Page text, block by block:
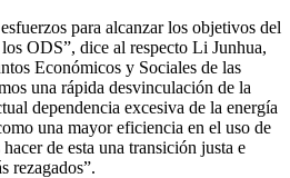
para alcanzar los objetivos del
ODS”, dice al respecto Li Junhua,
Económicos y Sociales de las
una rápida desvinculación de la
dependencia excesiva de la energía
una mayor eficiencia en el uso de
de esta una transición justa e
rezagados”.